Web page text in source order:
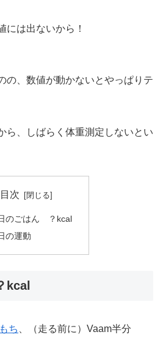
には出ないから！
の、数値が動かないとやっぱりテ
ら、しばらく体重測定しないとい
目次
のごはん ？kcal
の運動
kcal
ち
、（走る前に）Vaam半分